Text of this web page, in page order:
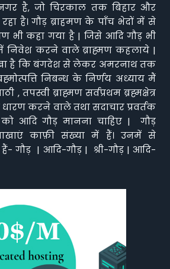
है, जो चिरकाल तक बिहार और
है। गौड़ ब्राहमण के पाँच भेदों में से
भी कहा गया है | जिसे आदि गौड़ भी
करने वाले ब्राह्मण कहलाये |
है कि बंगदेश से लेकर अमरनाथ तक
निबन्ध के निर्णय अध्याय मैं
, तपस्वी ब्राह्मण सर्वप्रथम ब्रह्मक्षेत्र
करने वाले तथा सदाचार प्रवर्तक
को आदि गौड़ मानना चाहिए | गौड़
काफ़ी संख्या में हैं। उनमें से
हैं- गौड़ | आदि-गौड़ | श्री-गौड़ | आदि-